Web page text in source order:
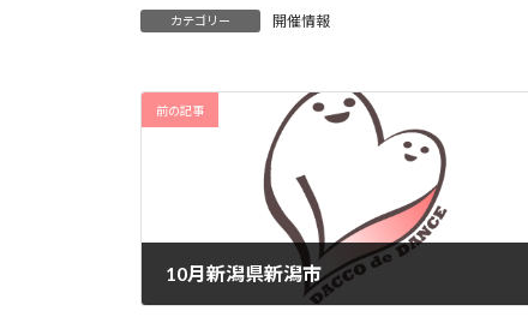
カテゴリー 開催情報
前の記事
10月新潟県新潟市